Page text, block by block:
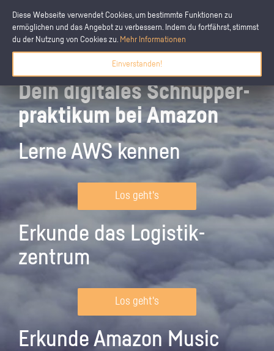
Diese Webseite verwendet Cookies, um bestimmte Funktionen zu
ermöglichen und das Angebot zu verbessern. Indem du fortfährst, stimmst
du der Nutzung von Cookies zu. Mehr Informationen
Einverstanden!
Dein digitales Schnupper­
praktikum bei Amazon
Lerne AWS kennen
Los geht's
Erkunde das Logistik­
zentrum
Los geht's
Erkunde Amazon Music